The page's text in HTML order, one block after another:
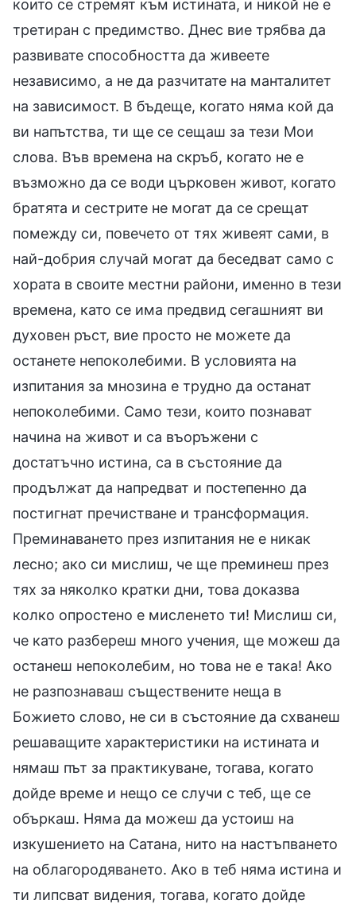
които се стремят към истината, и никой не е
третиран с предимство. Днес вие трябва да
развивате способността да живеете
независимо, а не да разчитате на манталитет
на зависимост. В бъдеще, когато няма кой да
ви напътства, ти ще се сещаш за тези Мои
слова. Във времена на скръб, когато не е
възможно да се води църковен живот, когато
братята и сестрите не могат да се срещат
помежду си, повечето от тях живеят сами, в
най-добрия случай могат да беседват само с
хората в своите местни райони, именно в тези
времена, като се има предвид сегашният ви
духовен ръст, вие просто не можете да
останете непоколебими. В условията на
изпитания за мнозина е трудно да останат
непоколебими. Само тези, които познават
начина на живот и са въоръжени с
достатъчно истина, са в състояние да
продължат да напредват и постепенно да
постигнат пречистване и трансформация.
Преминаването през изпитания не е никак
лесно; ако си мислиш, че ще преминеш през
тях за няколко кратки дни, това доказва
колко опростено е мисленето ти! Мислиш си,
че като разбереш много учения, ще можеш да
останеш непоколебим, но това не е така! Ако
не разпознаваш съществените неща в
Божието слово, не си в състояние да схванеш
решаващите характеристики на истината и
нямаш път за практикуване, тогава, когато
дойде време и нещо се случи с теб, ще се
объркаш. Няма да можеш да устоиш на
изкушението на Сатана, нито на настъпването
на облагородяването. Ако в теб няма истина и
ти липсват видения, тогава, когато дойде